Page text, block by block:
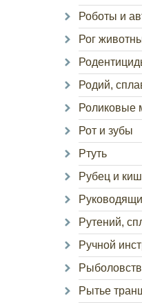
Роботы и
Рог
Родий,
Роликовые
Рот и зубы
Ртуть
Рубец и
Рутений,
Ручной
Рытье